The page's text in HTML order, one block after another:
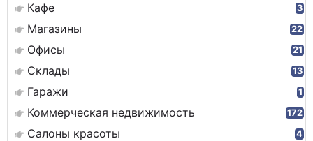
Кафе 3
Магазины 22
Офисы 21
Склады 13
Гаражи 1
Коммерческая недвижимость 172
Салоны красоты 4